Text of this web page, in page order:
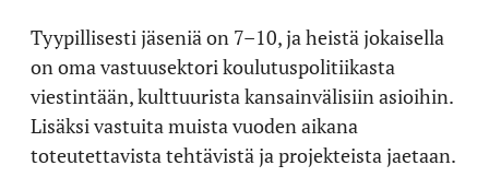
Tyypillisesti jäseniä on 7–10, ja heistä jokaisella
on oma vastuusektori koulutuspolitiikasta
viestintään, kulttuurista kansainvälisiin asioihin.
Lisäksi vastuita muista vuoden aikana
toteutettavista tehtävistä ja projekteista jaetaan.